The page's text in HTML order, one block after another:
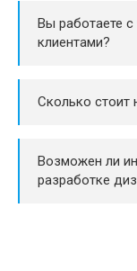
Вы работаете
клиентами?
Сколько стоит
Возможен ли
разработке